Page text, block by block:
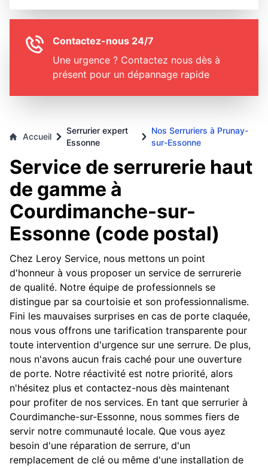
Contactez-nous 24/7
Une urgence ? Contactez nous dès à
présent pour un dépannage rapide
Accueil
Serrurier expert
Essonne
Nos Serruriers à Prunay-
sur-Essonne
Service de serrurerie haut
de gamme à
Courdimanche-sur-
Essonne (code postal)
Chez Leroy Service, nous mettons un point
d'honneur à vous proposer un service de serrurerie
de qualité. Notre équipe de professionnels se
distingue par sa courtoisie et son professionnalisme.
Fini les mauvaises surprises en cas de porte claquée,
nous vous offrons une tarification transparente pour
toute intervention d'urgence sur une serrure. De plus,
nous n'avons aucun frais caché pour une ouverture
de porte. Notre réactivité est notre priorité, alors
n'hésitez plus et contactez-nous dès maintenant
pour profiter de nos services. En tant que serrurier à
Courdimanche-sur-Essonne, nous sommes fiers de
servir notre communauté locale. Que vous ayez
besoin d'une réparation de serrure, d'un
remplacement de clé ou même d'une installation de